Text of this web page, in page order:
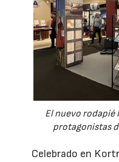
El nuevo rodapié
protagonistas
Celebrado en